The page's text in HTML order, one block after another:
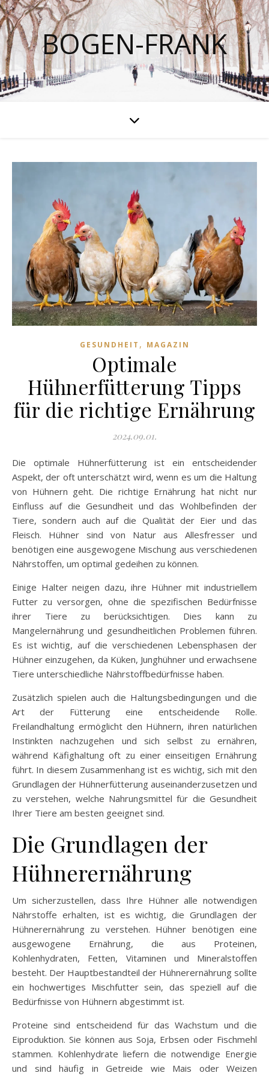
BOGEN-FRANK
GESUNDHEIT , MAGAZIN
Optimale
Hühnerfütterung Tipps
für die richtige Ernährung
2024.09.01.
Die optimale Hühnerfütterung ist ein entscheidender
Aspekt, der oft unterschätzt wird, wenn es um die Haltung
von Hühnern geht. Die richtige Ernährung hat nicht nur
Einfluss auf die Gesundheit und das Wohlbefinden der
Tiere, sondern auch auf die Qualität der Eier und das
Fleisch. Hühner sind von Natur aus Allesfresser und
benötigen eine ausgewogene Mischung aus verschiedenen
Nährstoffen, um optimal gedeihen zu können.
Einige Halter neigen dazu, ihre Hühner mit industriellem
Futter zu versorgen, ohne die spezifischen Bedürfnisse
ihrer Tiere zu berücksichtigen. Dies kann zu
Mangelernährung und gesundheitlichen Problemen führen.
Es ist wichtig, auf die verschiedenen Lebensphasen der
Hühner einzugehen, da Küken, Junghühner und erwachsene
Tiere unterschiedliche Nährstoffbedürfnisse haben.
Zusätzlich spielen auch die Haltungsbedingungen und die
Art der Fütterung eine entscheidende Rolle.
Freilandhaltung ermöglicht den Hühnern, ihren natürlichen
Instinkten nachzugehen und sich selbst zu ernähren,
während Käfighaltung oft zu einer einseitigen Ernährung
führt. In diesem Zusammenhang ist es wichtig, sich mit den
Grundlagen der Hühnerfütterung auseinanderzusetzen und
zu verstehen, welche Nahrungsmittel für die Gesundheit
Ihrer Tiere am besten geeignet sind.
Die Grundlagen der
Hühnerernährung
Um sicherzustellen, dass Ihre Hühner alle notwendigen
Nährstoffe erhalten, ist es wichtig, die Grundlagen der
Hühnerernährung zu verstehen. Hühner benötigen eine
ausgewogene Ernährung, die aus Proteinen,
Kohlenhydraten, Fetten, Vitaminen und Mineralstoffen
besteht. Der Hauptbestandteil der Hühnerernährung sollte
ein hochwertiges Mischfutter sein, das speziell auf die
Bedürfnisse von Hühnern abgestimmt ist.
Proteine sind entscheidend für das Wachstum und die
Eiproduktion. Sie können aus Soja, Erbsen oder Fischmehl
stammen. Kohlenhydrate liefern die notwendige Energie
und sind häufig in Getreide wie Mais oder Weizen